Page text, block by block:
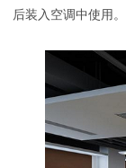
后装入空调中使用。